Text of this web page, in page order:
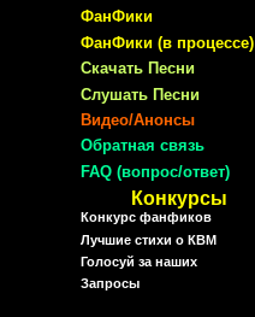
ФанФики
ФанФики (в процессе)
Скачать Песни
Слушать Песни
Видео/Анонсы
Обратная связь
FAQ (вопрос/ответ)
Конкурсы
Конкурс фанфиков
Лучшие стихи о КВМ
Голосуй за наших
Запросы